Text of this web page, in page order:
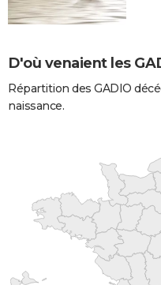
D'où venaient les
Répartition des GADIO
naissance.